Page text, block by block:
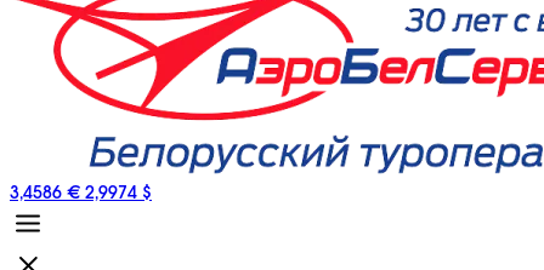
3,4586 € 2,9974 $